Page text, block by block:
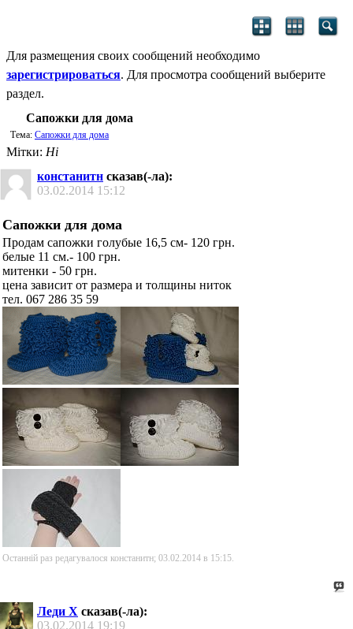
Для размещения своих сообщений необходимо
зарегистрироваться. Для просмотра сообщений выберите
раздел.
Сапожки для дома
Тема: Сапожки для дома
Мітки: Ні
констанитн сказав(-ла):
03.02.2014 15:12
Сапожки для дома
Продам сапожки голубые 16,5 см- 120 грн.
белые 11 см.- 100 грн.
митенки - 50 грн.
цена зависит от размера и толщины ниток
тел. 067 286 35 59
Останній раз редагувалося констанитн; 03.02.2014 в 15:15.
Леди Х сказав(-ла):
03.02.2014 19:19